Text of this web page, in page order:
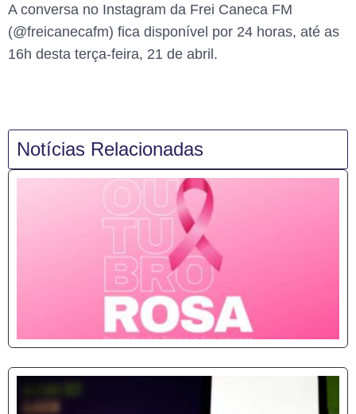
A conversa no Instagram da Frei Caneca FM
(@freicanecafm) fica disponível por 24 horas, até as
16h desta terça-feira, 21 de abril.
Notícias Relacionadas